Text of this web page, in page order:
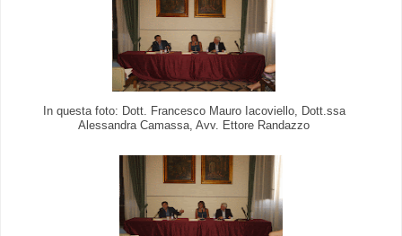
In questa foto: Dott. Francesco Mauro Iacoviello, Dott.ssa
Alessandra Camassa, Avv. Ettore Randazzo